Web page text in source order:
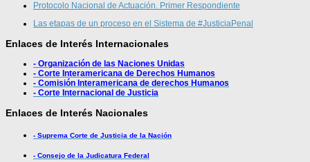
Protocolo Nacional de Actuación. Primer Respondiente
Las etapas de un proceso en el Sistema de #JusticiaPenal
Enlaces de Interés Internacionales
- Organización de las Naciones Unidas
- Corte Interamericana de Derechos Humanos
- Comisión Interamericana de derechos Humanos
- Corte Internacional de Justicia
Enlaces de Interés Nacionales
- Suprema Corte de Justicia de la Nación
- Consejo de la Judicatura Federal